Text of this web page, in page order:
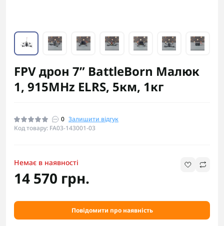
FPV дрон 7” BattleBorn Малюк
1, 915MHz ELRS, 5км, 1кг
0 Залишити відгук
Код товару: FA03-143001-03
Немає в наявності
14 570 грн.
Повідомити про наявність